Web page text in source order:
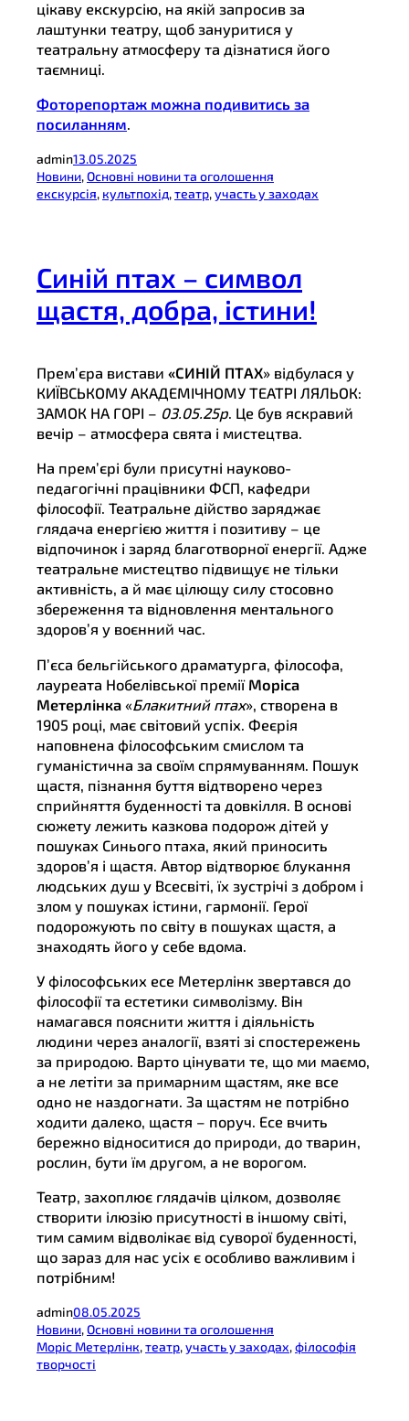
цікаву екскурсію, на якій запросив за
лаштунки театру, щоб зануритися у
театральну атмосферу та дізнатися його
таємниці.
Фоторепортаж можна подивитись за
посиланням.
admin13.05.2025
Новини, Основні новини та оголошення
екскурсія, культпохід, театр, участь у заходах
Синій птах – символ
щастя, добра, істини!
Прем’єра вистави «СИНІЙ ПТАХ» відбулася у
КИЇВСЬКОМУ АКАДЕМІЧНОМУ ТЕАТРІ ЛЯЛЬОК:
ЗАМОК НА ГОРІ – 03.05.25р. Це був яскравий
вечір – атмосфера свята і мистецтва.
На прем’єрі були присутні науково-
педагогічні працівники ФСП, кафедри
філософії. Театральне дійство заряджає
глядача енергією життя і позитиву – це
відпочинок і заряд благотворної енергії. Адже
театральне мистецтво підвищує не тільки
активність, а й має цілющу силу стосовно
збереження та відновлення ментального
здоров’я у воєнний час.
П’єса бельгійського драматурга, філософа,
лауреата Нобелівської премії Моріса
Метерлінка «Блакитний птах», створена в
1905 році, має світовий успіх. Феєрія
наповнена філософським смислом та
гуманістична за своїм спрямуванням. Пошук
щастя, пізнання буття відтворено через
сприйняття буденності та довкілля. В основі
сюжету лежить казкова подорож дітей у
пошуках Синього птаха, який приносить
здоров’я і щастя. Автор відтворює блукання
людських душ у Всесвіті, їх зустрічі з добром і
злом у пошуках істини, гармонії. Герої
подорожують по світу в пошуках щастя, а
знаходять його у себе вдома.
У філософських есе Метерлінк звертався до
філософії та естетики символізму. Він
намагався пояснити життя і діяльність
людини через аналогії, взяті зі спостережень
за природою. Варто цінувати те, що ми маємо,
а не летіти за примарним щастям, яке все
одно не наздогнати. За щастям не потрібно
ходити далеко, щастя – поруч. Есе вчить
бережно відноситися до природи, до тварин,
рослин, бути їм другом, а не ворогом.
Театр, захоплює глядачів цілком, дозволяє
створити ілюзію присутності в іншому світі,
тим самим відволікає від суворої буденності,
що зараз для нас усіх є особливо важливим і
потрібним!
admin08.05.2025
Новини, Основні новини та оголошення
Моріс Метерлінк, театр, участь у заходах, філософія
творчості